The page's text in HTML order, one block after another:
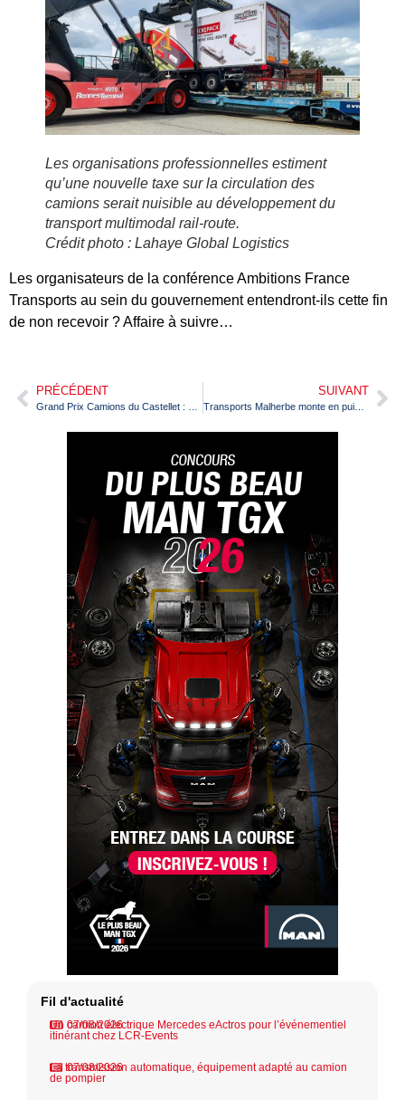
Les organisations professionnelles estiment
qu’une nouvelle taxe sur la circulation des
camions serait nuisible au développement du
transport multimodal rail-route.
Crédit photo : Lahaye Global Logistics
Les organisateurs de la conférence Ambitions France
Transports au sein du gouvernement entendront-ils cette fin
de non recevoir ? Affaire à suivre…
PRÉCÉDENT
Grand Prix Camions du Castellet : plusieurs gagnants, saison indécise
SUIVANT
Transports Malherbe monte en puissance dans l’électrique avec Volvo Trucks
Fil d'actualité
07/08/2026
Un camion électrique Mercedes eActros pour l’événementiel
itinérant chez LCR-Events
07/08/2026
La transmission automatique, équipement adapté au camion
de pompier